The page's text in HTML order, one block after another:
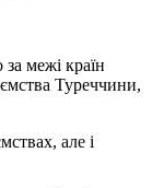
межі країн
Туреччини,
але і